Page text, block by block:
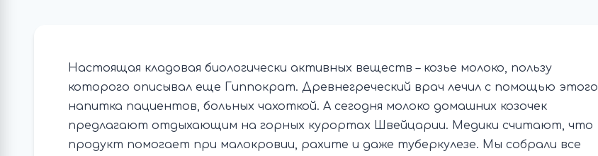
Настоящая кладовая биологически активных веществ – козье молоко, пользу
которого описывал еще Гиппократ. Древнегреческий врач лечил с помощью этого
напитка пациентов, больных чахоткой. А сегодня молоко домашних козочек
предлагают отдыхающим на горных курортах Швейцарии. Медики считают, что
продукт помогает при малокровии, рахите и даже туберкулезе. Мы собрали все